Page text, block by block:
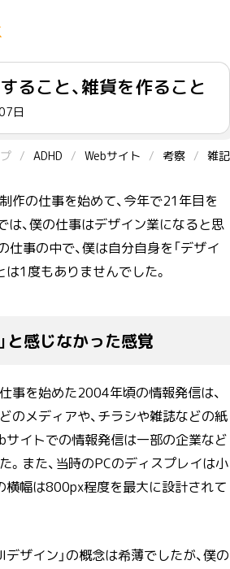
ること、雑貨を作ること
日
ADHD Webサイト 考察 雑記
作の仕事を始めて、今年で21年目を
は、僕の仕事はデザイン業になると思
仕事の中で、僕は自分自身を「デザイ
は1度もありませんでした。
と感じなかった感覚
事を始めた2004年頃の情報発信は、
のメディアや、チラシや雑誌などの紙
サイトでの情報発信は一部の企業など
。また、当時のPCのディスプレイは小
横幅は800px程度を最大に設計されて
デザイン」の概念は希薄でしたが、僕の